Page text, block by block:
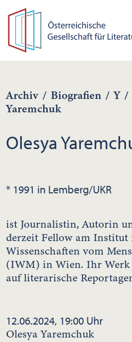
Archiv / Biografien / Y /
Yaremchuk
Olesya
* 1991 in Lemberg/UKR
ist Journalistin, Autorin
derzeit Fellow am
Wissenschaften vom
(IWM) in Wien. Ihr
auf literarische
12.06.2024, 19:00 Uhr
Olesya Yaremchuk